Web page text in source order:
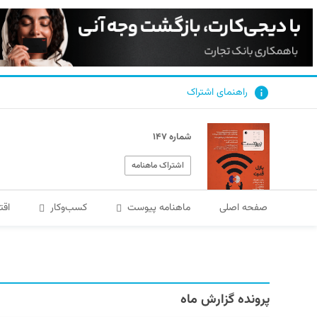
راهنمای اشتراک
شماره ۱۴۷
اشتراک ماهنامه
صفحه اصلی ماهنامه پیوست کسب‌و‌کار
پرونده گزارش ماه